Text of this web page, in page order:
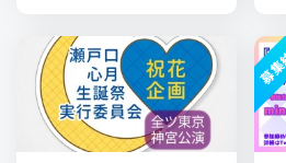
募